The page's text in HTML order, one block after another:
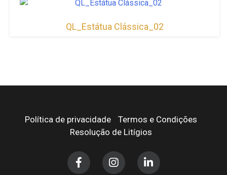
QL_Estátua Clássica_02
Política de privacidade
Termos e Condições
Resolução de Litígios